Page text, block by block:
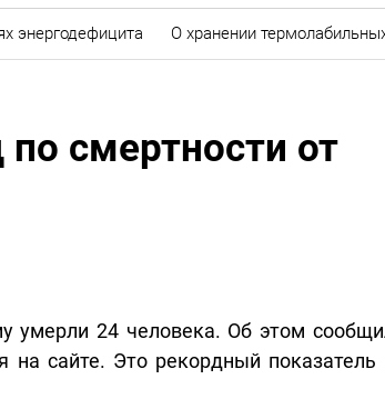
энергодефицита О хранении
смертности от
умерли 24 человека. Об этом
на сайте. Это рекордный показатель